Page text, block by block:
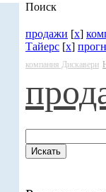
Поиск
продажи [x]
Тайерс [x]
компания Дискавери